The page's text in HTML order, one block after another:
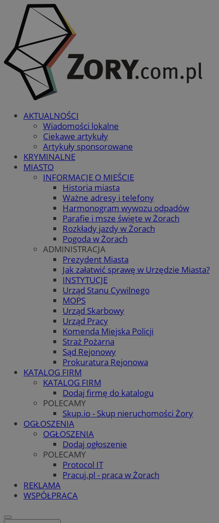
AKTUALNOŚCI
Wiadomości lokalne
Ciekawe artykuły
Artykuły sponsorowane
KRYMINALNE
MIASTO
INFORMACJE O MIEŚCIE
Historia miasta
Ważne adresy i telefony
Harmonogram wywozu odpadów
Parafie i msze święte w Żorach
Rozkłady jazdy w Żorach
Pogoda w Żorach
ADMINISTRACJA
Prezydent Miasta
Jak załatwić sprawę w Urzędzie Miasta?
INSTYTUCJE
Urząd Stanu Cywilnego
MOPS
Urząd Skarbowy
Urząd Pracy
Komenda Miejska Policji
Straż Pożarna
Sąd Rejonowy
Prokuratura Rejonowa
KATALOG FIRM
KATALOG FIRM
Dodaj firmę do katalogu
POLECAMY
Skup.io - Skup nieruchomości Żory
OGŁOSZENIA
OGŁOSZENIA
Dodaj ogłoszenie
POLECAMY
Protocol IT
Pracuj.pl - praca w Żorach
REKLAMA
WSPÓŁPRACA